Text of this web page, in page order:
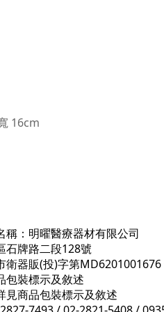
16cm
稱：明曜醫療器材有限公司
石牌路二段128號
衛器販(投)字第MD6201001676
包裝標示及敘述
見商品包裝標示及敘述